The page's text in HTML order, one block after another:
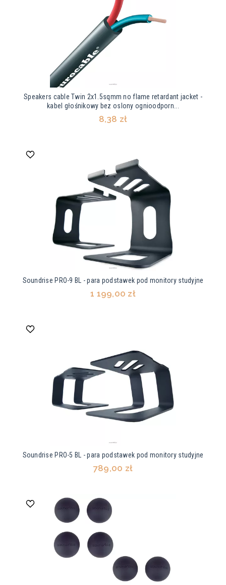
Speakers cable Twin 2x1.5sqmm no flame retardant jacket -
kabel głośnikowy bez oslony ognioodporn...
8,38 zł
Soundrise PRO-9 BL - para podstawek pod monitory studyjne
1 199,00 zł
Soundrise PRO-5 BL - para podstawek pod monitory studyjne
789,00 zł